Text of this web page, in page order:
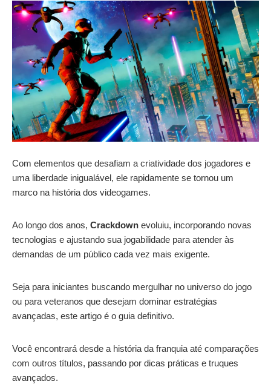
Com elementos que desafiam a criatividade dos jogadores e
uma liberdade inigualável, ele rapidamente se tornou um
marco na história dos videogames.
Ao longo dos anos, Crackdown evoluiu, incorporando novas
tecnologias e ajustando sua jogabilidade para atender às
demandas de um público cada vez mais exigente.
Seja para iniciantes buscando mergulhar no universo do jogo
ou para veteranos que desejam dominar estratégias
avançadas, este artigo é o guia definitivo.
Você encontrará desde a história da franquia até comparações
com outros títulos, passando por dicas práticas e truques
avançados.